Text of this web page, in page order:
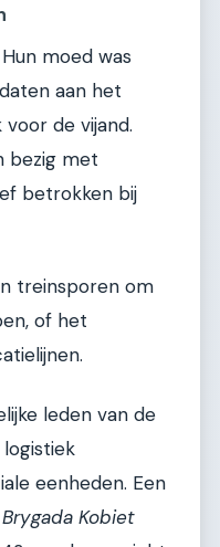
moed was
aan het
de vijand.
bezig met
betrokken bij
treinsporen om
of het
leden van de
eenheden. Een
Brygada Kobiet